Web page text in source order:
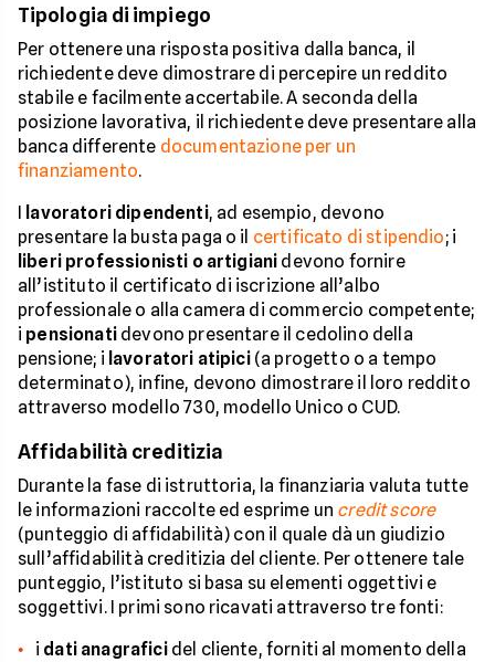
Tipologia di impiego
Per ottenere una risposta positiva dalla banca, il
richiedente deve dimostrare di percepire un reddito
stabile e facilmente accertabile. A seconda della
posizione lavorativa, il richiedente deve presentare alla
banca differente documentazione per un
finanziamento.
lavoratori dipendenti, ad esempio, devono
presentare la busta paga o il certificato di stipendio; i
liberi professionisti o artigiani devono fornire
all’istituto il certificato di iscrizione all’albo
professionale o alla camera di commercio competente;
i pensionatidevono presentare il cedolino della
pensione; i lavoratori atipici(a progetto o a tempo
determinato), infine, devono dimostrare il loro reddito
attraverso modello 730, modello Unico o CUD.
Affidabilità creditizia
Durante la fase di istruttoria, la finanziaria valuta tutte
le informazioni raccolte ed esprime un credit score
(punteggio di affidabilità) con il quale dà un giudizio
sull’affidabilità creditizia del cliente. Per ottenere tale
punteggio, l’istituto si basa su elementi oggettivi e
soggettivi. I primi sono ricavati attraverso tre fonti:
i dati anagraficidel cliente, forniti al momento della